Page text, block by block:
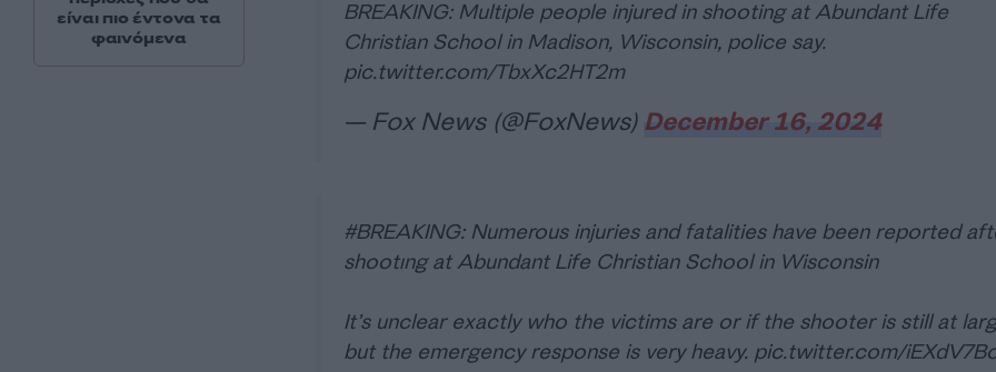
BREAKING: Multiple people injured in shooting at Abundant Life
Christian School in Madison, Wisconsin, police say.
pic.twitter.com/TbxXc2HT2m
— Fox News (@FoxNews) December 16, 2024
#BREAKING: Numerous injuries and fatalities have been reported
shootıng at Abundant Life Christian School in Wisconsin
It’s unclear exactly who the victims are or if the shooter is still at
but the emergency response is very heavy. pic.twitter.com/
είναι πιο έντονα τα
φαινόμενα